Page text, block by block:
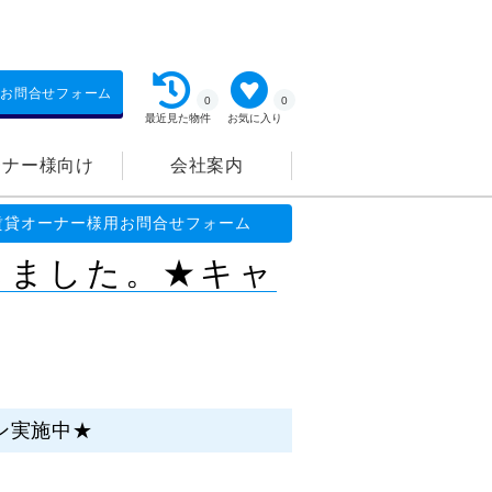
お気に入り
0
最近見た物件
0
問合せフォーム
ー様向け 会社案内
貸オーナー様用お問合せフォーム
ャンペーン実施中★
ました。★キャ
実施中★